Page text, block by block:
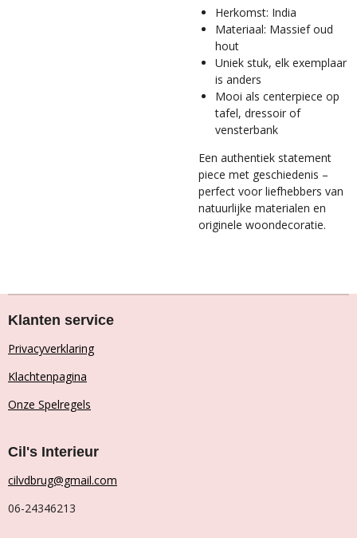
Herkomst: India
Materiaal: Massief oud
hout
Uniek stuk, elk exemplaar
is anders
Mooi als centerpiece op
tafel, dressoir of
vensterbank
Een authentiek statement
piece met geschiedenis –
perfect voor liefhebbers van
natuurlijke materialen en
originele woondecoratie.
Klanten service
Privacyverklaring
Klachtenpagina
Onze Spelregels
Cil's Interieur
cilvdbrug@gmail.com
06-24346213